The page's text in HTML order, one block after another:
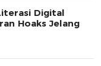
Digital
Hoaks Jelang